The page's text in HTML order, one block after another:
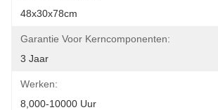
48x30x78cm
Garantie Voor Kerncomponenten:
3 Jaar
Werken:
8,000-10000 Uur